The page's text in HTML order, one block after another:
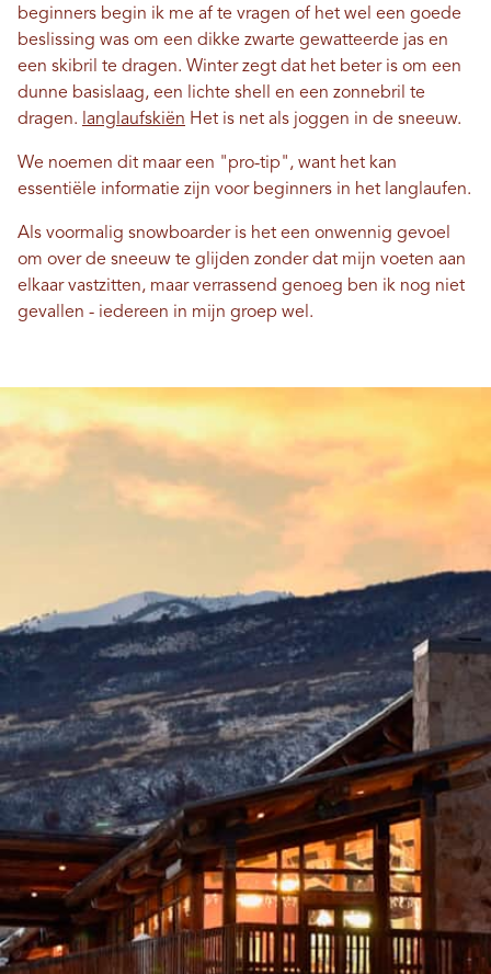
beginners begin ik me af te vragen of het wel een goede
beslissing was om een ​​dikke zwarte gewatteerde jas en
een skibril te dragen. Winter zegt dat het beter is om een ​​
dunne basislaag, een lichte shell en een zonnebril te
dragen. langlaufskiën Het is net als joggen in de sneeuw.
We noemen dit maar een "pro-tip", want het kan
essentiële informatie zijn voor beginners in het langlaufen.
Als voormalig snowboarder is het een onwennig gevoel
om over de sneeuw te glijden zonder dat mijn voeten aan
elkaar vastzitten, maar verrassend genoeg ben ik nog niet
gevallen - iedereen in mijn groep wel.